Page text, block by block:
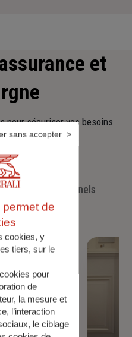
et
pour sécuriser vos besoins
ceux de demain.
les professionnels
de
cookies, y
tiers, sur le
pour
de
la mesure et
l’interaction
le ciblage
sans accepter